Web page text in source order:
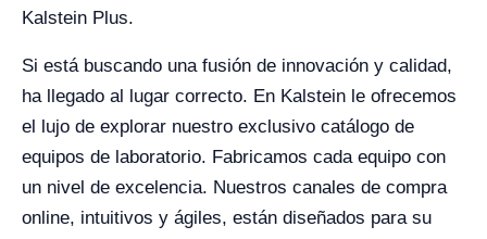
Kalstein Plus.
Si está buscando una fusión de innovación y calidad,
ha llegado al lugar correcto. En Kalstein le ofrecemos
el lujo de explorar nuestro exclusivo catálogo de
equipos de laboratorio. Fabricamos cada equipo con
un nivel de excelencia. Nuestros canales de compra
online, intuitivos y ágiles, están diseñados para su